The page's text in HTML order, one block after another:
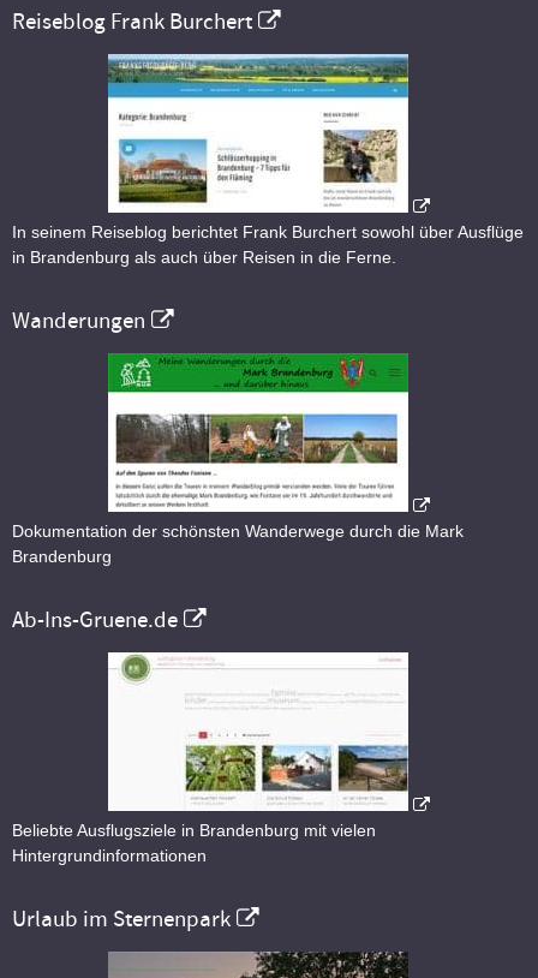
Reiseblog Frank Burchert
In seinem Reiseblog berichtet Frank Burchert sowohl über Ausflüge
in Brandenburg als auch über Reisen in die Ferne.
Wanderungen
Dokumentation der schönsten Wanderwege durch die Mark
Brandenburg
Ab-Ins-Gruene.de
Beliebte Ausflugsziele in Brandenburg mit vielen
Hintergrundinformationen
Urlaub im Sternenpark